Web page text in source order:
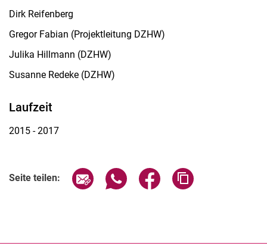
Dirk Reifenberg
Gregor Fabian (Projektleitung DZHW)
Julika Hillmann (DZHW)
Susanne Redeke (DZHW)
Laufzeit
2015 - 2017
Seite teilen: Seite über E-Mail teilen
Seite über WhatsApp teilen
Seite über Facebook